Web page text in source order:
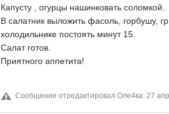
Капусту , огурцы нашинковать соломкой.
В салатник выложить фасоль, горбушу,
холодильнике постоять минут 15.
Салат готов.
Приятного аппетита!
Сообщение отредактировал Оле4ка: 27